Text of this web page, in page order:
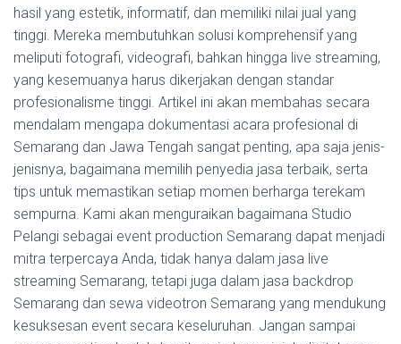
hasil yang estetik, informatif, dan memiliki nilai jual yang
tinggi. Mereka membutuhkan solusi komprehensif yang
meliputi fotografi, videografi, bahkan hingga live streaming,
yang kesemuanya harus dikerjakan dengan standar
profesionalisme tinggi. Artikel ini akan membahas secara
mendalam mengapa dokumentasi acara profesional di
Semarang dan Jawa Tengah sangat penting, apa saja jenis-
jenisnya, bagaimana memilih penyedia jasa terbaik, serta
tips untuk memastikan setiap momen berharga terekam
sempurna. Kami akan menguraikan bagaimana Studio
Pelangi sebagai event production Semarang dapat menjadi
mitra terpercaya Anda, tidak hanya dalam jasa live
streaming Semarang, tetapi juga dalam jasa backdrop
Semarang dan sewa videotron Semarang yang mendukung
kesuksesan event secara keseluruhan. Jangan sampai